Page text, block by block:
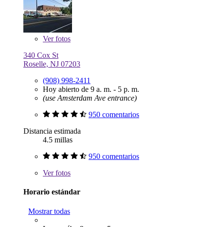
Verfotos
340 Cox St
Roselle, NJ 07203
(908) 998-2411
Hoy abierto de 9 a. m. - 5 p. m.
(use Amsterdam Ave entrance)
950 comentarios
Distancia estimada
4.5 millas
950 comentarios
Verfotos
Horario estándar
Mostrar todas